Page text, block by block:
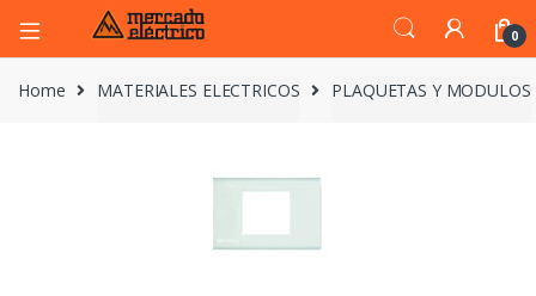
0
Home MATERIALES ELECTRICOS PLAQUETAS Y MODULOS